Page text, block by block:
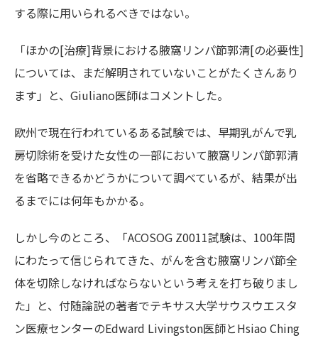
する際に用いられるべきではない。
「ほかの[治療]背景における腋窩リンパ節郭清[の必要性]
については、まだ解明されていないことがたくさんあり
ます」と、Giuliano医師はコメントした。
欧州で現在行われているある試験では、早期乳がんで乳
房切除術を受けた女性の一部において腋窩リンパ節郭清
を省略できるかどうかについて調べているが、結果が出
るまでには何年もかかる。
しかし今のところ、「ACOSOG Z0011試験は、100年間
にわたって信じられてきた、がんを含む腋窩リンパ節全
体を切除しなければならないという考えを打ち破りまし
た」と、付随論説の著者でテキサス大学サウスウエスタ
ン医療センターのEdward Livingston医師とHsiao Ching